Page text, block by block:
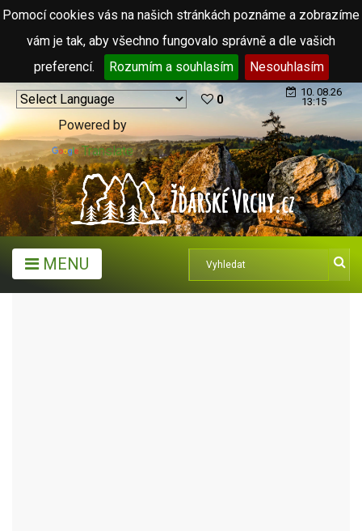
Pomocí cookies vás na našich stránkách poznáme a zobrazíme
vám je tak, aby všechno fungovalo správně a dle vašich
preferencí.
Rozumím a souhlasím Nesouhlasím
Powered by
Translate
0
10. 08.26
13:15
MENU